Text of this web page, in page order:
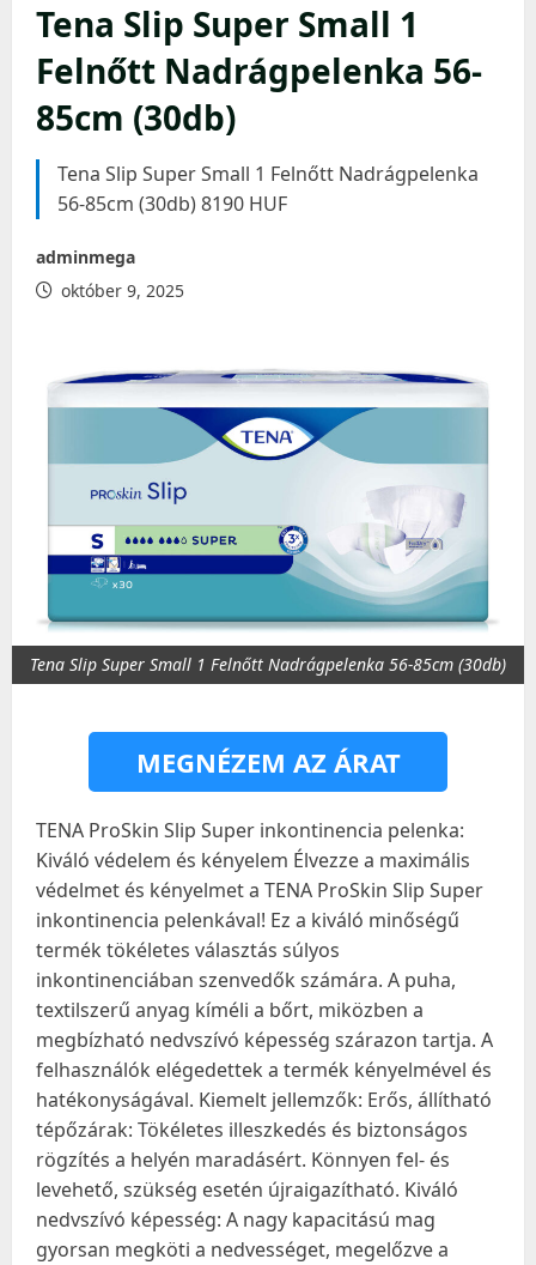
Tena Slip Super Small 1
Felnőtt Nadrágpelenka 56-
85cm (30db)
Tena Slip Super Small 1 Felnőtt Nadrágpelenka
56-85cm (30db) 8190 HUF
adminmega
október 9, 2025
Tena Slip Super Small 1 Felnőtt Nadrágpelenka 56-85cm (30db)
MEGNÉZEM AZ ÁRAT
TENA ProSkin Slip Super inkontinencia pelenka:
Kiváló védelem és kényelem Élvezze a maximális
védelmet és kényelmet a TENA ProSkin Slip Super
inkontinencia pelenkával! Ez a kiváló minőségű
termék tökéletes választás súlyos
inkontinenciában szenvedők számára. A puha,
textilszerű anyag kíméli a bőrt, miközben a
megbízható nedvszívó képesség szárazon tartja. A
felhasználók elégedettek a termék kényelmével és
hatékonyságával. Kiemelt jellemzők: Erős, állítható
tépőzárak: Tökéletes illeszkedés és biztonságos
rögzítés a helyén maradásért. Könnyen fel- és
levehető, szükség esetén újraigazítható. Kiváló
nedvszívó képesség: A nagy kapacitású mag
gyorsan megköti a nedvességet, megelőzve a